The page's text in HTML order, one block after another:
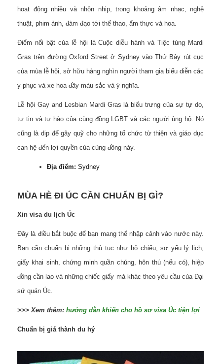
hoạt động nhiều và nhộn nhịp, trong khoảng âm nhạc, nghệ
thuật, phim ảnh, đàm đạo tới thể thao, ẩm thực và hoa.
Điểm nổi bật của lễ hội là Cuộc diễu hành và Tiệc tùng Mardi
Gras trên đường Oxford Street ở Sydney vào Thứ Bảy rút cục
của mùa lễ hội, sở hữu hàng nghìn người tham gia biểu diễn các
y phục và xe hoa đầy màu sắc và ý nghĩa.
Lễ hội Gay and Lesbian Mardi Gras là biểu trưng của sự tự do,
tự tin và tự hào của cùng đồng LGBT và các người ủng hộ. Nó
cũng là dịp để gây quỹ cho những tổ chức từ thiện và giáo dục
can hệ đến lợi quyền của cùng đồng này.
Địa điểm: Sydney
MÙA HÈ ĐI ÚC CẦN CHUẨN BỊ GÌ?
Xin visa du lịch Úc
Đây là điều bắt buộc để bạn mang thể nhập cảnh vào nước này.
Bạn cần chuẩn bị những thủ tục như hộ chiếu, sơ yếu lý lịch,
giấy khai sinh, chứng minh quần chúng, hôn thú (nếu có), hiệp
đồng cần lao và những chiếc giấy má khác theo yêu cầu của Đại
sứ quán Úc.
>>> Xem thêm: hướng dẫn khiến cho hồ sơ visa Úc tiện lợi
Chuẩn bị giá thành du hý